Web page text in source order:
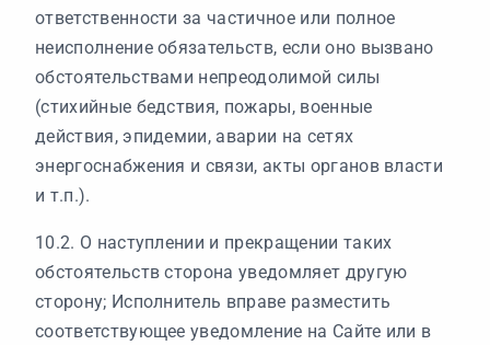
ответственности за частичное или полное
неисполнение обязательств, если оно вызвано
обстоятельствами непреодолимой силы
(стихийные бедствия, пожары, военные
действия, эпидемии, аварии на сетях
энергоснабжения и связи, акты органов власти
и т.п.).
10.2. О наступлении и прекращении таких
обстоятельств сторона уведомляет другую
сторону; Исполнитель вправе разместить
соответствующее уведомление на Сайте или в